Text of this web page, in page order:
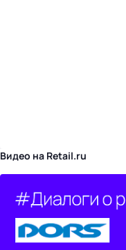
Видео на Retail.ru